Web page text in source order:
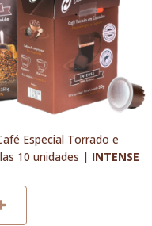
Especial Torrado e
10 unidades | INTENSE